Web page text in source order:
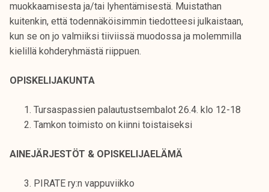
k
o
r
e
l
muokkaamisesta ja/tai lyhentämisestä. Muistathan
kuitenkin, että todennäköisimmin tiedotteesi julkaistaan,
kun se on jo valmiiksi tiiviissä muodossa ja molemmilla
kielillä kohderyhmästä riippuen.
OPISKELIJAKUNTA
Tursaspassien palautustsembalot 26.4. klo 12-18
Tamkon toimisto on kiinni toistaiseksi
AINEJÄRJESTÖT & OPISKELIJAELÄMÄ
PIRATE ry:n vappuviikko